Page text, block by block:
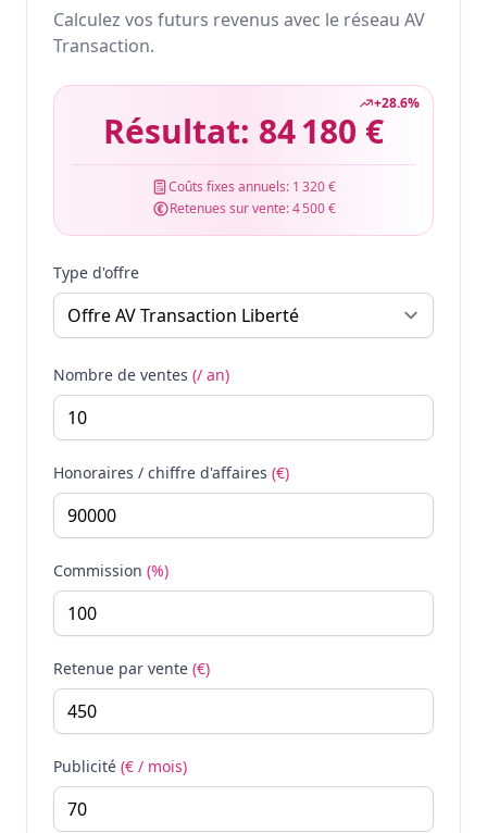
Calculez vos futurs revenus avec le réseau AV
Transaction.
+28.6%
Résultat: 84 180 €
Coûts fixes annuels: 1 320 €
Retenues sur vente:4 500 €
Type d'offre
Nombre de ventes (/ an)
Honoraires / chiffre d'affaires (€)
Commission (%)
Retenue par vente (€)
Publicité (€ / mois)